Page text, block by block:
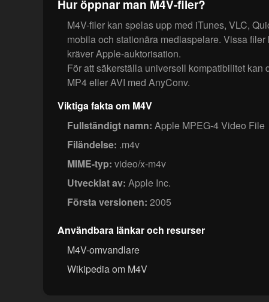
Hur öppnar man M4V-filer?
M4V-filer kan spelas upp med iTunes, VLC,
mobila och stationära mediaspelare. Vissa
kräver Apple-auktorisation.
För att säkerställa universell kompatibilitet kan
MP4 eller AVI med AnyConv.
Viktiga fakta om M4V
Fullständigt namn: Apple MPEG-4 Video File
Filändelse: .m4v
MIME-typ: video/x-m4v
Utvecklat av: Apple Inc.
Första versionen: 2005
Användbara länkar och resurser
M4V-omvandlare
Wikipedia om M4V